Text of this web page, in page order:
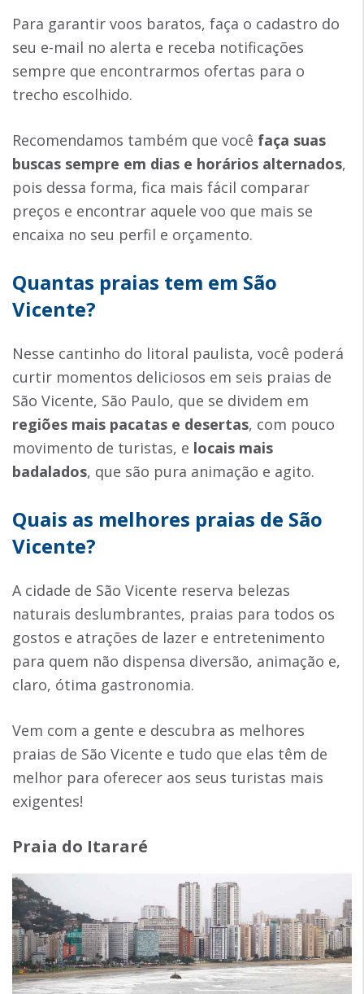
Para garantir voos baratos, faça o cadastro do
seu e-mail no alerta e receba notificações
sempre que encontrarmos ofertas para o
trecho escolhido.
Recomendamos também que você faça suas
buscas sempre em dias e horários alternados,
pois dessa forma, fica mais fácil comparar
preços e encontrar aquele voo que mais se
encaixa no seu perfil e orçamento.
Quantas praias tem em São
Vicente?
Nesse cantinho do litoral paulista, você poderá
curtir momentos deliciosos em seis praias de
São Vicente, São Paulo, que se dividem em
regiões mais pacatas e desertas, com pouco
movimento de turistas, e locais mais
badalados, que são pura animação e agito.
Quais as melhores praias de São
Vicente?
A cidade de São Vicente reserva belezas
naturais deslumbrantes, praias para todos os
gostos e atrações de lazer e entretenimento
para quem não dispensa diversão, animação e,
claro, ótima gastronomia.
Vem com a gente e descubra as melhores
praias de São Vicente e tudo que elas têm de
melhor para oferecer aos seus turistas mais
exigentes!
Praia do Itararé